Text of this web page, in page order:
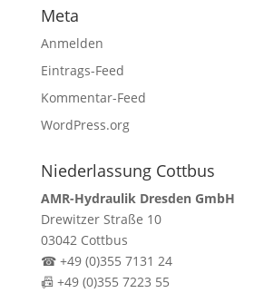
Meta
Anmelden
Eintrags-Feed
Kommentar-Feed
WordPress.org
Niederlassung Cottbus
AMR-Hydraulik Dresden GmbH
Drewitzer Straße 10
03042 Cottbus
☎ +49 (0)355 7131 24
📠 +49 (0)355 7223 55